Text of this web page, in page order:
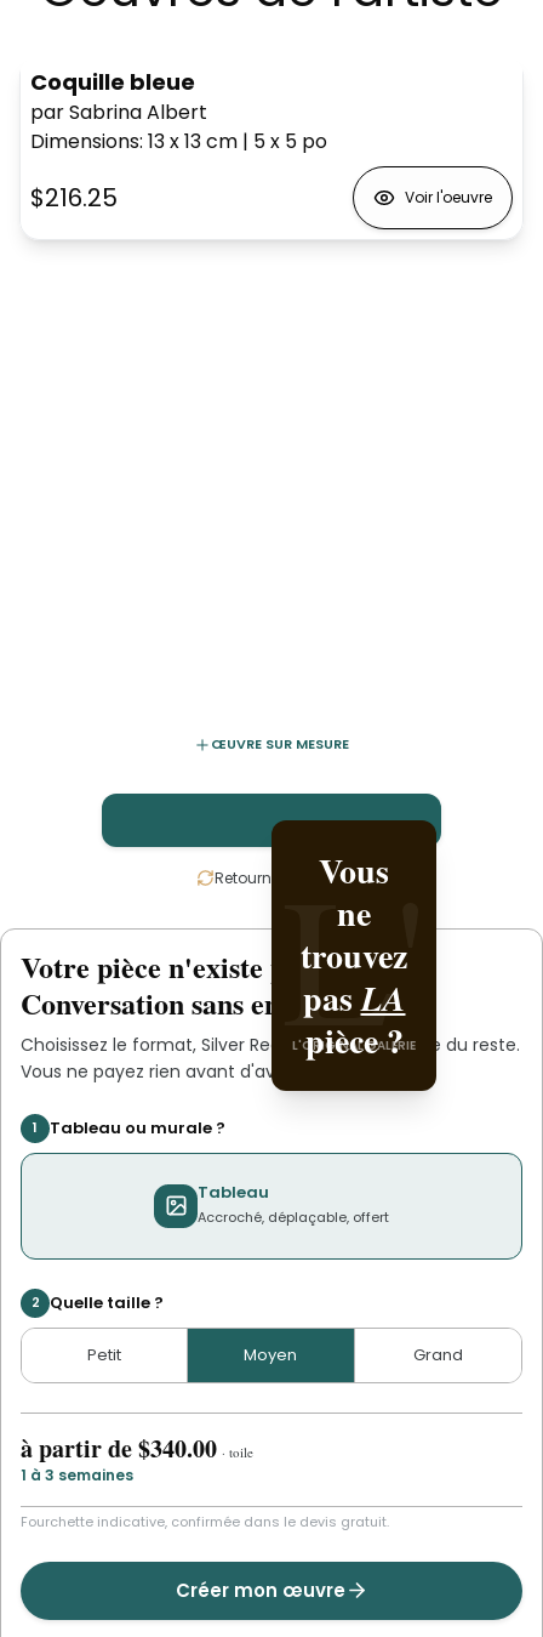
Coquille bleue
par Sabrina Albert
Dimensions: 13 x 13cm | 5 x 5 po
$216.25 Voir l'oeuvre
ŒUVRE SUR MESURE
L'
Vous
ne
trouvez
pasLA
pièce ?
L'ORIGINAL GALERIE
L'
Créez-
la avec
Silver
Reed
Studios
.
L'ORIGINAL PIECE OF YOU
Retournez la carte
Votre pièce n'existe pasencore.
Conversation sans engagement.
Choisissez le format, Silver Reed Studioss'occupe du reste.
Vous ne payez rien avant d'avoir validé le devis.
1 Tableau ou murale ?
Tableau
Accroché, déplaçable, offert
2 Quelle taille ?
Petit Moyen Grand
à partir de$340.00 · toile
1 à 3 semaines
Fourchette indicative, confirmée dans le devis gratuit.
Créer mon œuvre